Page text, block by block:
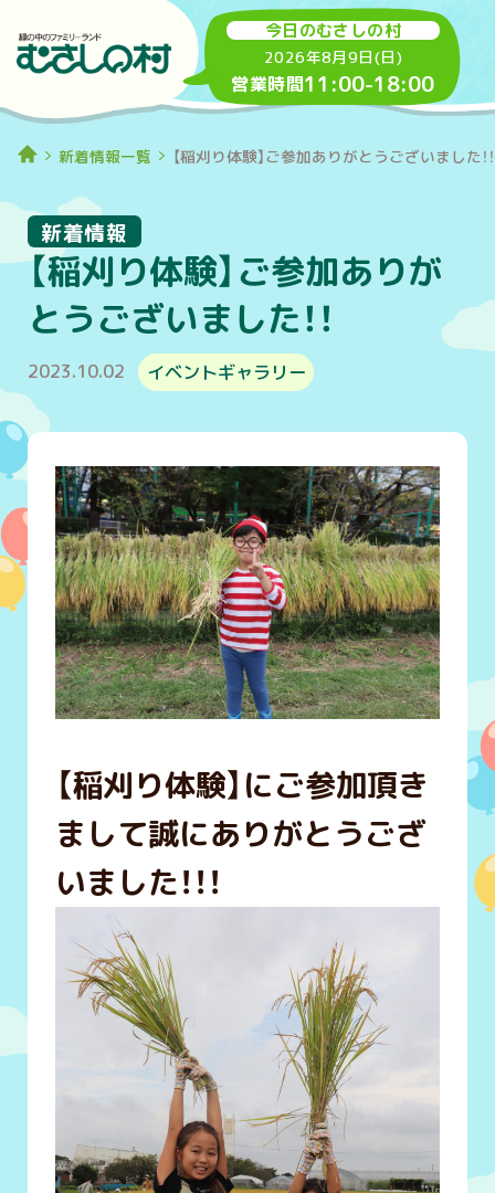
今日のむさしの村
2026年8月9日(日)
営業時間11:00-18:00
新着情報一覧 【稲刈り体験】ご参加ありがとうございました！！
【稲刈り体験】ご参加ありが
とうございました！！
新着情報
2023.10.02 イベントギャラリー
【稲刈り体験】にご参加頂き
まして誠にありがとうござ
いました！！！